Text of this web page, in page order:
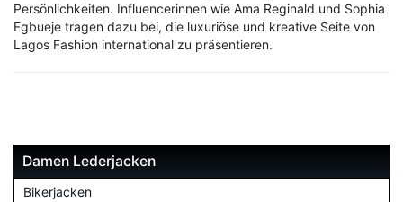
Persönlichkeiten. Influencerinnen wie Ama Reginald und Sophia
Egbueje tragen dazu bei, die luxuriöse und kreative Seite von
Lagos Fashion international zu präsentieren.
Damen Lederjacken
Bikerjacken